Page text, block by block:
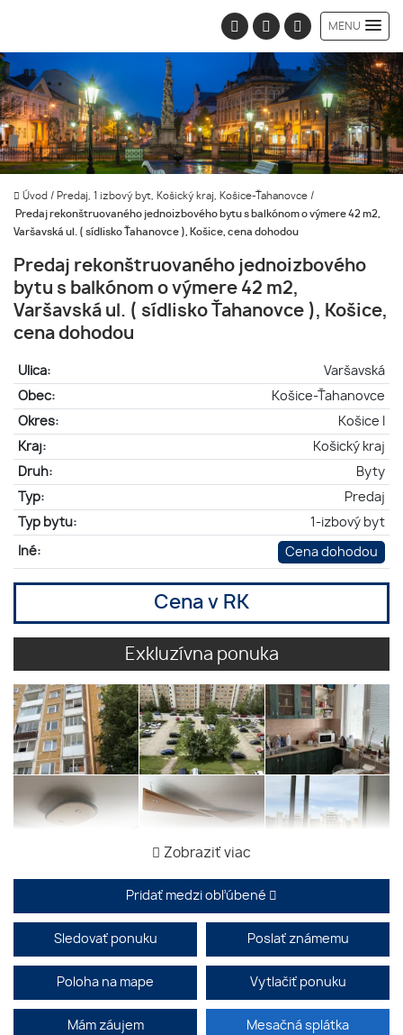
MENU
Úvod / Predaj, 1 izbový byt, Košický kraj, Košice-Ťahanovce /
Predaj rekonštruovaného jednoizbového bytu s balkónom o výmere 42 m2,
Varšavská ul. ( sídlisko Ťahanovce ), Košice, cena dohodou
Predaj rekonštruovaného jednoizbového
bytu s balkónom o výmere 42 m2,
Varšavská ul. ( sídlisko Ťahanovce ), Košice,
cena dohodou
Ulica:
Varšavská
Obec:
Košice-Ťahanovce
Okres:
Košice I
Kraj:
Košický kraj
Druh:
Byty
Typ:
Predaj
Typ bytu:
1-izbový byt
Iné: Cena dohodou
Cena v RK
Exkluzívna ponuka
Zobraziť viac
Pridať medzi obľúbené
Sledovať ponuku Poslať známemu
Poloha na mape Vytlačiť ponuku
Mám záujem Mesačná splátka